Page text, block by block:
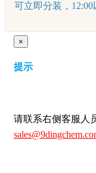
可立即分装，
×
提示
请联系右侧客服人